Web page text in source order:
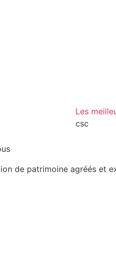
Les
csc
de patrimoine agréés et